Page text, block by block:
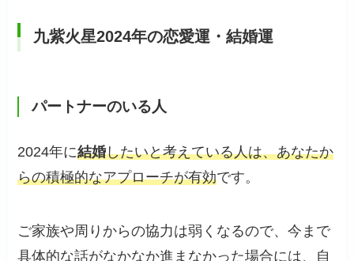
九紫火星2024年の恋愛運・結婚運
パートナーのいる人
2024年に結婚したいと考えている人は、あなたか
らの積極的なアプローチが有効です。
ご家族や周りからの協力は弱くなるので、今まで
具体的な話がなかなか進まなかった場合には、自